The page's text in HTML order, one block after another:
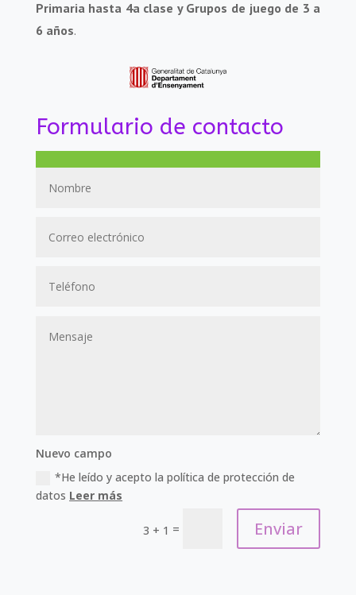
Primaria hasta 4a clase y Grupos de juego de 3 a
6 años.
Formulario de contacto
Nuevo campo
*He leído y acepto la política de protección de
datos Leer más
3 + 1 = Enviar